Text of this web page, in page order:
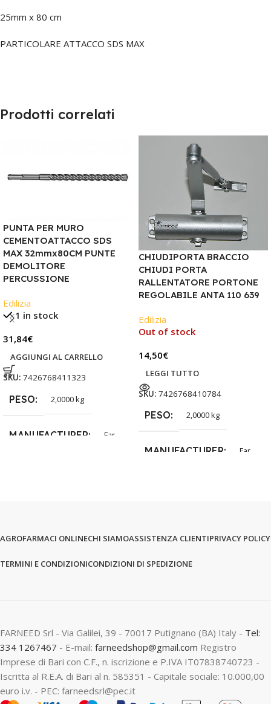
25mm x 80 cm
PARTICOLARE ATTACCO SDS MAX
Prodotti correlati
PUNTA PER MURO
CEMENTOATTACCO SDS
MAX 32mmx80CM PUNTE
DEMOLITORE
PERCUSSIONE
Edilizia
1 in stock
31,84€
AGGIUNGI AL CARRELLO
SKU: 7426768411323
PESO 2,0000 kg
MANUFACTURER Far
CHIUDIPORTA BRACCIO
CHIUDI PORTA
RALLENTATORE PORTONE
REGOLABILE ANTA 110 639
Edilizia
Out of stock
14,50€
LEGGI TUTTO
SKU: 7426768410784
PESO 2,0000 kg
MANUFACTURER Far
AGROFARMACI ONLINECHI SIAMOASSISTENZA CLIENTIPRIVACY POLICY
TERMINI E CONDIZIONICONDIZIONI DI SPEDIZIONE
FARNEED Srl - Via Galilei, 39 - 70017 Putignano (BA) Italy - Tel:
334 1267467 - E-mail: farneedshop@gmail.com Registro
Imprese di Bari con C.F., n. iscrizione e P.IVA IT07838740723 -
Iscritta al R.E.A. di Bari al n. 585351 - Capitale sociale: 10.000,00
euro i.v. - PEC: farneedsrl@pec.it